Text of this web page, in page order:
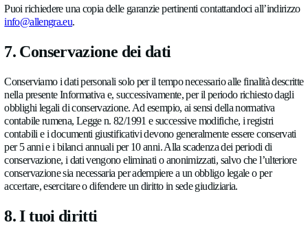
5. Destinatari dei dati personali
del trattamento”, che supportano il funzionamento del Sito
attività, sulla base di accordi sul trattamento dei dati ai sensi
del GDPR:
Fornitore Servizio
Hosting del sito web e